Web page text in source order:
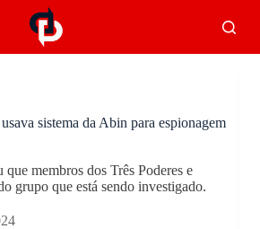
sistema da Abin para espionagem
membros dos Três Poderes e
grupo que está sendo investigado.